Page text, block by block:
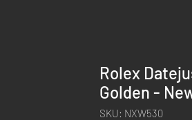
Rolex
Golden -
SKU: NXW530